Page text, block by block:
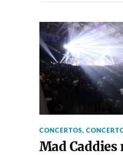
CONCERTOS,
Mad Caddies